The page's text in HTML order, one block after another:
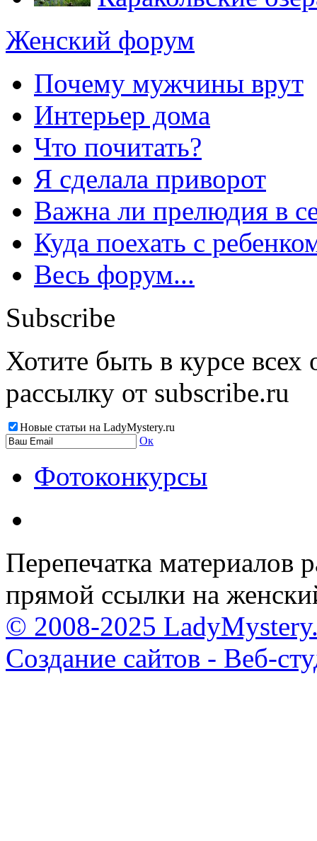
Женский форум
Почему мужчины врут
Интерьер дома
Что почитать?
Я сделала приворот
Важна ли прелюдия в
Куда поехать с
Весь форум...
Subscribe
Хотите быть в курсе
рассылку от subscribe.ru
Новые статьи на LadyMystery.ru
Ок
Фотоконкурсы
Перепечатка материалов
прямой ссылки на
© 2008-2025
Создание сайтов - Веб-